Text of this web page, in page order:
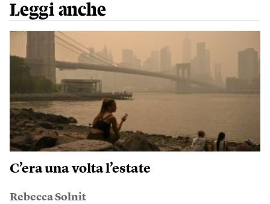
Leggi anche
C’era una volta l’estate
Rebecca Solnit